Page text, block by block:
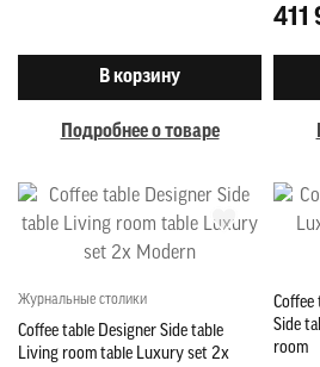
В корзину
Подробнее о товаре
411
Журнальные столики
Coffee table Designer Side table
Living room table Luxury set 2x
Side
room